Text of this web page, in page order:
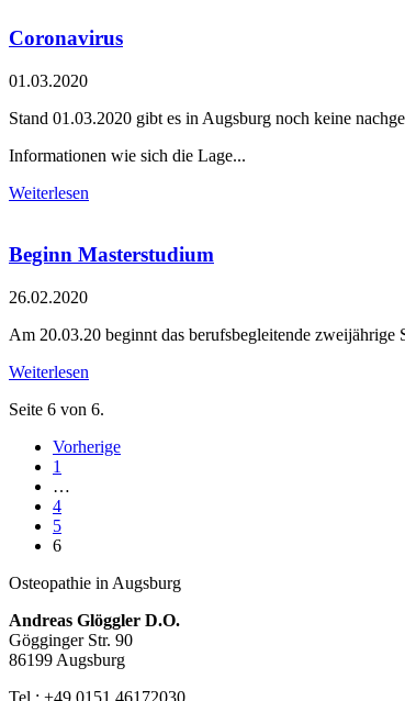
Coronavirus
01.03.2020
Stand 01.03.2020 gibt es in Augsburg noch keine
Informationen wie sich die Lage...
Weiterlesen
Beginn Masterstudium
26.02.2020
Am 20.03.20 beginnt das berufsbegleitende
Weiterlesen
Seite 6 von 6.
Vorherige
1
…
4
5
6
Osteopathie in Augsburg
Andreas Glöggler D.O.
Gögginger Str. 90
86199 Augsburg
Tel.: +49 0151 46172030